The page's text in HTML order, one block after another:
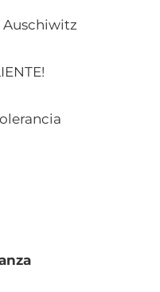
Auschiwitz